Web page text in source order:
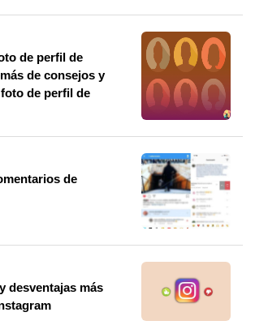
de perfil de
de consejos y
de perfil de
de
desventajas más